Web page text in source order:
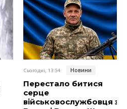
Сьогодні, 13:54 Новини
Перестало битися
серце
військовослужбовця з